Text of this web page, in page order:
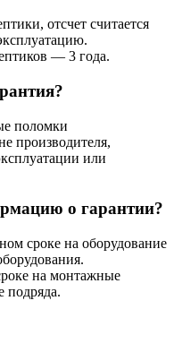
отсчет считается
— 3 года.
поломки
производителя,
или
о гарантии?
сроке на оборудование
на монтажные
подряда.